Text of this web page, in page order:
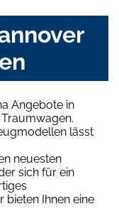
Angebote in
lässt
neuesten
sich für ein
bieten Ihnen eine